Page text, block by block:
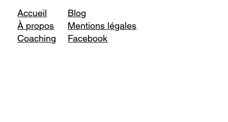
Accueil
À propos
Coaching
Blog
Mentions légales
Facebook